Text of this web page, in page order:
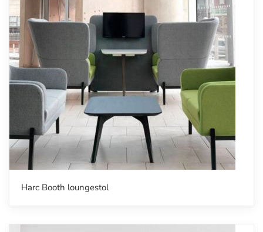
Harc Booth loungestol